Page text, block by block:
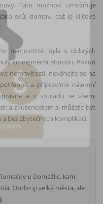
Tato možnost umožňuje
svůj domov, což je klíčové
nemovitost byla v dobrých
co nejmenší starosti. Pokud
nemovitosti, neváhejte se na
a připravíme nájemní
a v souladu se všemi
a zkušenostem si můžete být
bez zbytečných komplikací.
u Domažlic, kam
Obdivuji velká města, ale